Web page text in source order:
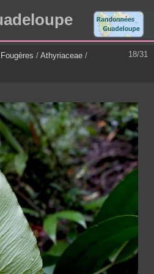
18/31
Fougères / Athyriaceae /